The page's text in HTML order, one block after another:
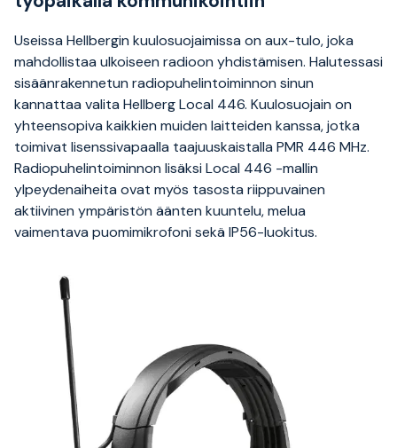
Useissa Hellbergin kuulosuojaimissa on aux-tulo, joka
mahdollistaa ulkoiseen radioon yhdistämisen. Halutessasi
sisäänrakennetun radiopuhelintoiminnon sinun
kannattaa valita Hellberg Local 446. Kuulosuojain on
yhteensopiva kaikkien muiden laitteiden kanssa, jotka
toimivat lisenssivapaalla taajuuskaistalla PMR 446 MHz.
Radiopuhelintoiminnon lisäksi Local 446 -mallin
ylpeydenaiheita ovat myös tasosta riippuvainen
aktiivinen ympäristön äänten kuuntelu, melua
vaimentava puomimikrofoni sekä IP56-luokitus.